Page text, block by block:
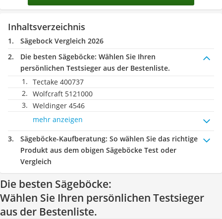
Inhaltsverzeichnis
Sägebock Vergleich 2026
Die besten Sägeböcke: Wählen Sie Ihren
persönlichen Testsieger aus der Bestenliste.
Tectake 400737
Wolfcraft 5121000
Weldinger 4546
mehr anzeigen
Sägeböcke-Kaufberatung: So wählen Sie das richtige
Produkt aus dem obigen Sägeböcke Test oder
Vergleich
Die besten Sägeböcke:
Wählen Sie Ihren persönlichen Testsieger
aus der Bestenliste.